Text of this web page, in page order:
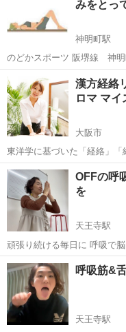
識も技術も実践までし...
みをとっ
神明町駅
のどかスポーツ 阪堺線 神明町駅前 毎週火曜日 １５：００～１６：
００ お試しレッスン初回のみ １５００円 グループレッスン（10名以
神明町駅
漢方経絡
ロマ マ
大阪市
東洋学に基づいた「経絡」
「アロマ」が融合されたオ
アや癒し業界で活かせるスキルが身に
ートメントとは… 経絡とは、
大阪 大阪市 マッサ
OFFの呼
を
天王寺駅
頑張り続ける毎日に 呼吸で
を取り戻す呼吸法です。 OFFにできるから 必要な時に、自然とONに
なれる そのお手伝いをします。 こんな方におすすめ⬇️ ✅呼吸が
感じる、...
大阪 大阪市 天王寺駅
呼吸筋&
天王寺駅